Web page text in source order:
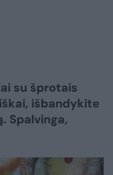
su šprotais
išbandykite
Spalvinga,